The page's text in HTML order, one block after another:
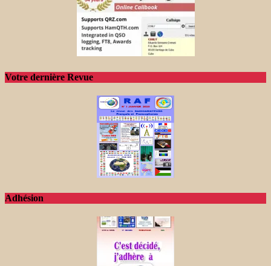
Votre dernière Revue
Adhésion